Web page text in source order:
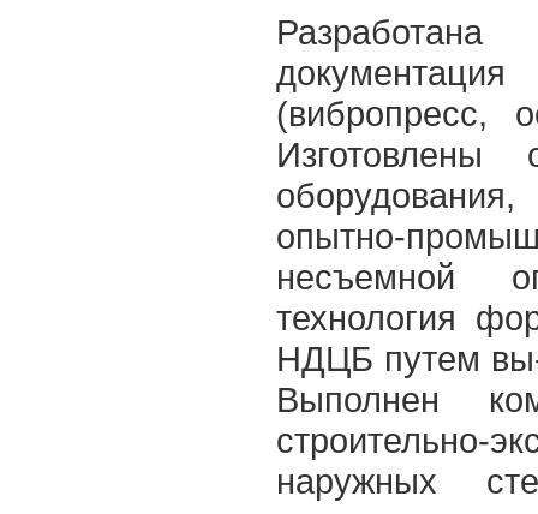
(вибропресс,
Изготовлены
опытно-
несъемной
технология
НДЦБ путем
Выполнен
строительно-
наружных